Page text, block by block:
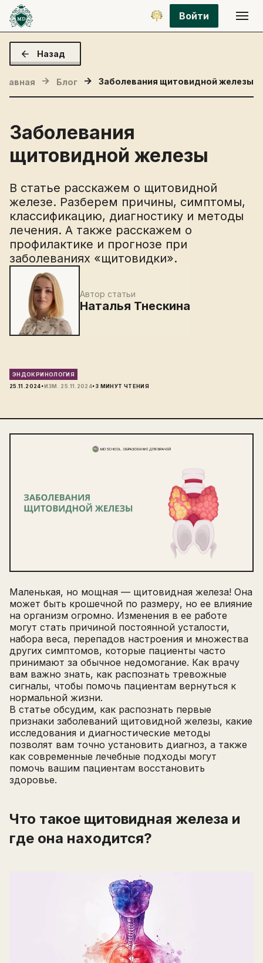
Войти
Назад
Блог Заболевания щитовидной железы
Заболевания
щитовидной железы
В статье расскажем о щитовидной
железе. Разберем причины, симптомы,
классификацию, диагностику и методы
лечения. А также расскажем о
профилактике и прогнозе при
заболеваниях «щитовидки».
Автор статьи
Наталья Тнескина
ЭНДОКРИНОЛОГИЯ
25.11.2024·ИЗМ. 25.11.2024·3 МИНУТ ЧТЕНИЯ
Маленькая, но мощная — щитовидная железа! Она
может быть крошечной по размеру, но ее влияние
на организм огромно. Изменения в ее работе
могут стать причиной постоянной усталости,
набора веса, перепадов настроения и множества
других симптомов, которые пациенты часто
принимают за обычное недомогание. Как врачу
вам важно знать, как распознать тревожные
сигналы, чтобы помочь пациентам вернуться к
нормальной жизни.
В статье обсудим, как распознать первые
признаки заболеваний щитовидной железы, какие
исследования и диагностические методы
позволят вам точно установить диагноз, а также
как современные лечебные подходы могут
помочь вашим пациентам восстановить
здоровье.
Что такое щитовидная железа и
где она находится?